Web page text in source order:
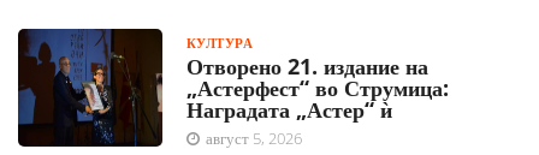
КУЛТУРА
Отворено 21. издание на
„Астерфест“ во Струмица:
Наградата „Астер“ ѝ
август 5, 2026